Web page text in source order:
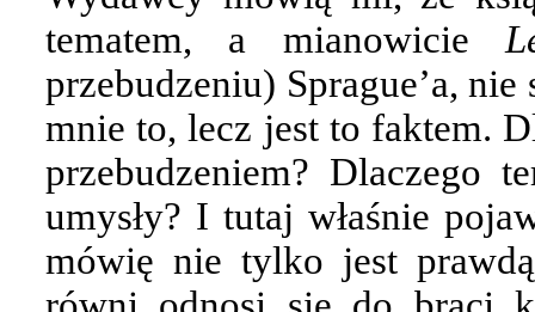
tematem, a mianowicie
przebudzeniu) Sprague’a,
mnie to, lecz jest to faktem.
przebudzeniem? Dlaczego
umysły? I tutaj właśnie
mówię nie tylko jest